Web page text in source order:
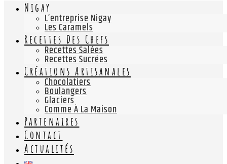
Nigay
L’entreprise Nigay
Les Caramels
Recettes Des Chefs
Recettes Salées
Recettes Sucrées
Créations Artisanales
Chocolatiers
Boulangers
Glaciers
Comme À La Maison
Partenaires
Contact
Actualités